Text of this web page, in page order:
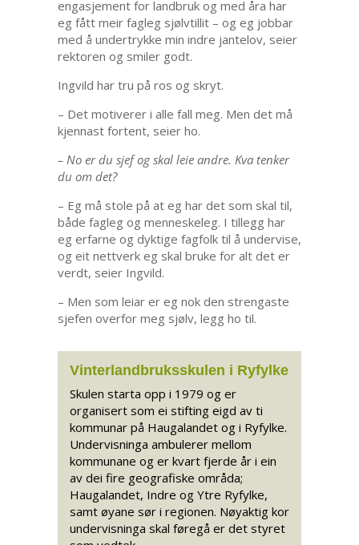
engasjement for landbruk og med åra har
eg fått meir fagleg sjølvtillit – og eg jobbar
med å undertrykke min indre jantelov, seier
rektoren og smiler godt.
Ingvild har tru på ros og skryt.
– Det motiverer i alle fall meg. Men det må
kjennast fortent, seier ho.
– No er du sjef og skal leie andre. Kva tenker
du om det?
– Eg må stole på at eg har det som skal til,
både fagleg og menneskeleg. I tillegg har
eg erfarne og dyktige fagfolk til å undervise,
og eit nettverk eg skal bruke for alt det er
verdt, seier Ingvild.
– Men som leiar er eg nok den strengaste
sjefen overfor meg sjølv, legg ho til.
Vinterlandbruksskulen i Ryfylke
Skulen starta opp i 1979 og er
organisert som ei stifting eigd av ti
kommunar på Haugalandet og i Ryfylke.
Undervisninga ambulerer mellom
kommunane og er kvart fjerde år i ein
av dei fire geografiske områda;
Haugalandet, Indre og Ytre Ryfylke,
samt øyane sør i regionen. Nøyaktig kor
undervisninga skal føregå er det styret